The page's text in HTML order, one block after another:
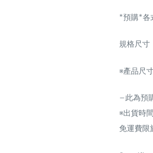
*預購*各
規格尺
※產品尺
—此為預
※出貨時
免運費限